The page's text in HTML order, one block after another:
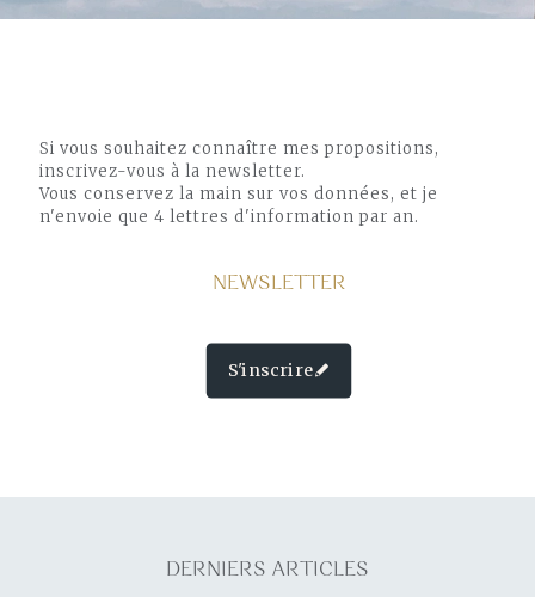
Si vous souhaitez connaître mes propositions,
inscrivez-vous à la newsletter.
Vous conservez la main sur vos données, et je
n'envoie que 4 lettres d'information par an.
NEWSLETTER
S'inscrire
DERNIERS ARTICLES